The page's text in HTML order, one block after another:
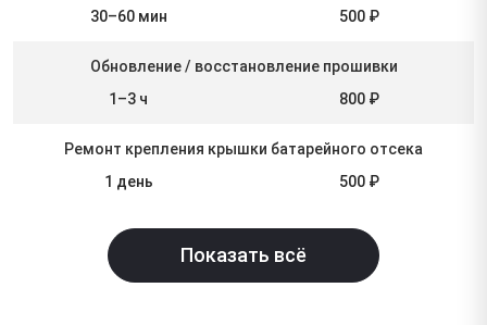
30–60 мин
500 ₽
Обновление / восстановление прошивки
1–3 ч
800 ₽
Ремонт крепления крышки батарейного отсека
1 день
500 ₽
Показать всё